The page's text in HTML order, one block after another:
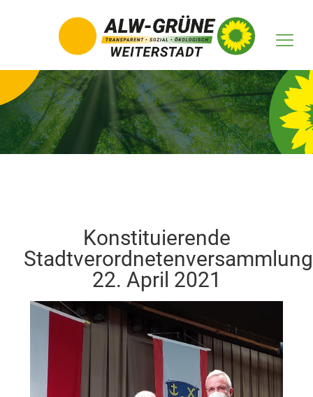
Konstituierende
Stadtverordnetenversammlung
22. April 2021